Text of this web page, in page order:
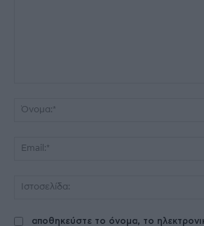
αποθηκεύστε το όνομα, το